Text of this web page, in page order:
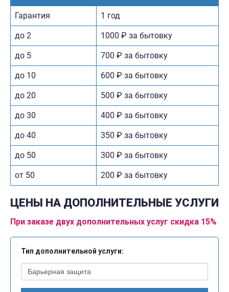
Гарантия 1 год
до 2 1000 ₽ за бытовку
до 5 700 ₽ за бытовку
до 10 600 ₽ за бытовку
до 20 500 ₽ за бытовку
до 30 400 ₽ за бытовку
до 40 350 ₽ за бытовку
до 50 300 ₽ за бытовку
от 50 200 ₽ за бытовку
ЦЕНЫ НА ДОПОЛНИТЕЛЬНЫЕ УСЛУГИ
При заказе двух дополнительных услуг скидка 15%
Тип дополнительной услуги: